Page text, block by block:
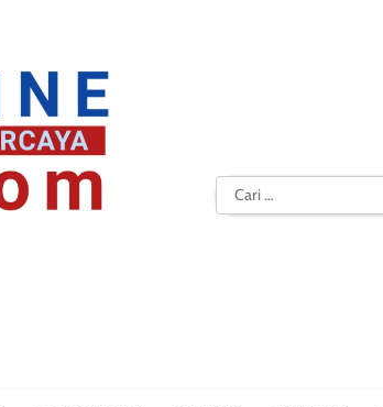
Cari
untuk: